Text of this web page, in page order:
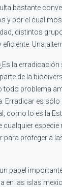
bastante
y por el cual
distintos
Una
la
de la
problema
Erradicar es
como lo es la
cualquier
para proteger a
papel
en las islas